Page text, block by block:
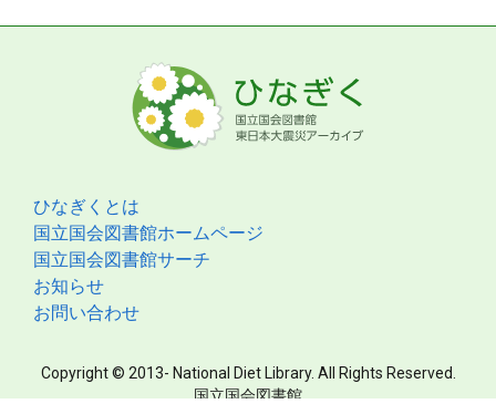
ひなぎくとは
国立国会図書館ホームページ
国立国会図書館サーチ
お知らせ
お問い合わせ
Copyright © 2013- National Diet Library. All Rights Reserved.